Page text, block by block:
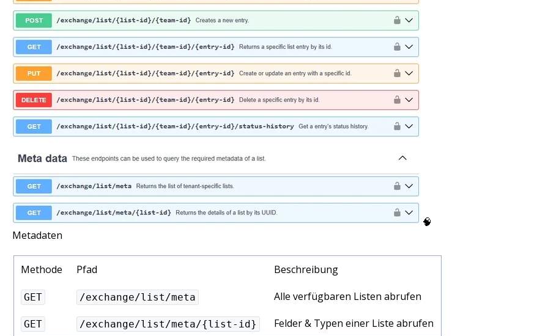
🧠
Metadaten
Methode Pfad Beschreibung
GET /exchange/list/meta Alle verfügbaren Listen abrufen
GET /exchange/list/meta/{list-id} Felder & Typen einer Liste abrufen